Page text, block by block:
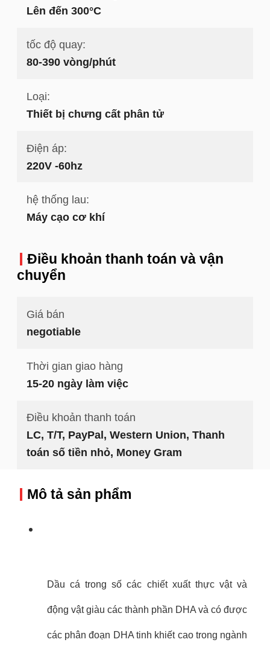
Lên đến 300°C
tốc độ quay:
80-390 vòng/phút
Loại:
Thiết bị chưng cất phân tử
Điện áp:
220V -60hz
hệ thống lau:
Máy cạo cơ khí
Điều khoản thanh toán và vận
chuyển
Giá bán
negotiable
Thời gian giao hàng
15-20 ngày làm việc
Điều khoản thanh toán
LC, T/T, PayPal, Western Union, Thanh
toán số tiền nhỏ, Money Gram
Mô tả sản phẩm
Dầu cá trong số các chiết xuất thực vật và
động vật giàu các thành phần DHA và có được
các phân đoạn DHA tinh khiết cao trong ngành